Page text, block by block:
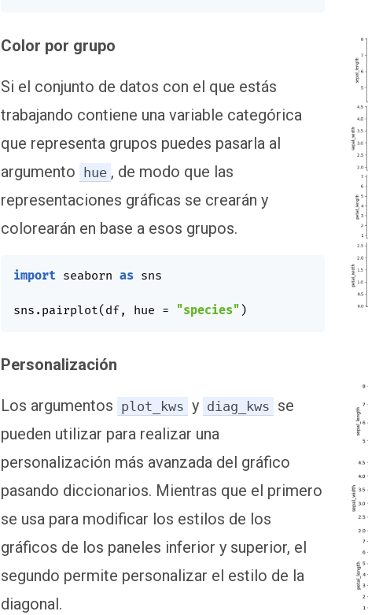
Color por grupo
Si el conjunto de datos con el que estás
trabajando contiene una variable categórica
que representa grupos puedes pasarla al
argumento hue , de modo que las
representaciones gráficas se crearán y
colorearán en base a esos grupos.
import seaborn as sns
sns . pairplot( df, hue = "species" )
Personalización
Los argumentos plot_kws y diag_kws se
pueden utilizar para realizar una
personalización más avanzada del gráfico
pasando diccionarios. Mientras que el primero
se usa para modificar los estilos de los
gráficos de los paneles inferior y superior, el
segundo permite personalizar el estilo de la
diagonal.